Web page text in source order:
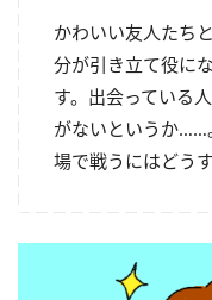
かわいい友人たち
分が引き立て役に
す。出会っている
がないというか……
場で戦うにはどう